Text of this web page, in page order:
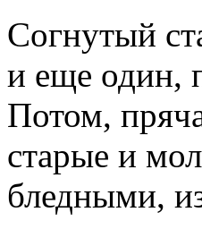
Согнутый
и еще один,
Потом,
старые и
бледными,